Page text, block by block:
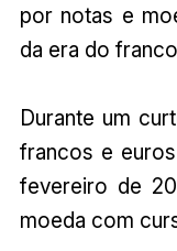
por notas e
da era do
Durante um
francos e
fevereiro de
moeda com